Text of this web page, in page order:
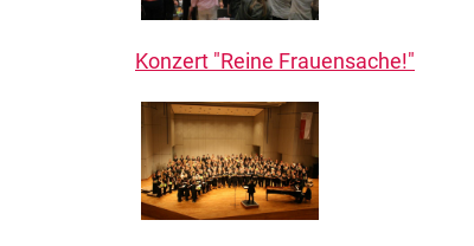
Konzert "Reine Frauensache!"